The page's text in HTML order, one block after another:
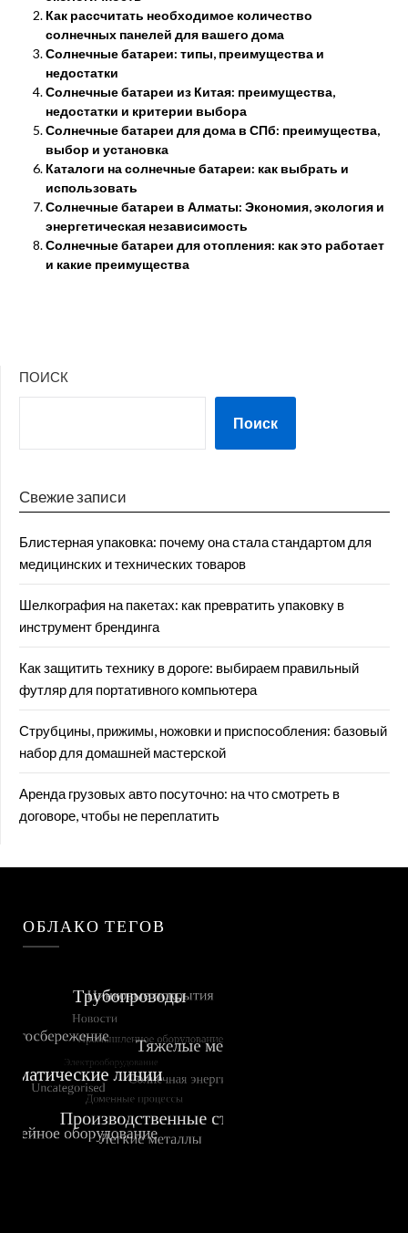
Как рассчитать необходимое количество
солнечных панелей для вашего дома
Солнечные батареи: типы, преимущества и
недостатки
Солнечные батареи из Китая: преимущества,
недостатки и критерии выбора
Солнечные батареи для дома в СПб: преимущества,
выбор и установка
Каталоги на солнечные батареи: как выбрать и
использовать
Солнечные батареи в Алматы: Экономия, экология и
энергетическая независимость
Солнечные батареи для отопления: как это работает
и какие преимущества
ПОИСК
Поиск
Свежие записи
Блистерная упаковка: почему она стала стандартом для
медицинских и технических товаров
Шелкография на пакетах: как превратить упаковку в
инструмент брендинга
Как защитить технику в дороге: выбираем правильный
футляр для портативного компьютера
Струбцины, прижимы, ножовки и приспособления: базовый
набор для домашней мастерской
Аренда грузовых авто посуточно: на что смотреть в
договоре, чтобы не переплатить
ОБЛАКО ТЕГОВ